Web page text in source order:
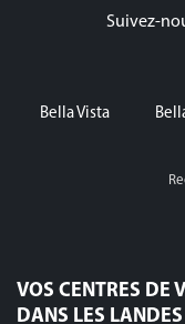
Suivez-
Bella Vista
VOS CENTRES DE
DANS LES